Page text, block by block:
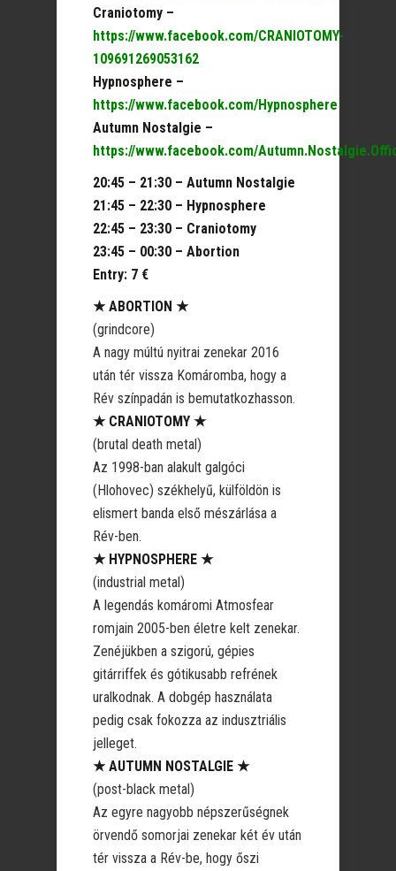
Craniotomy –
https://www.facebook.com/CRANIOTOMY-
109691269053162
Hypnosphere –
https://www.facebook.com/Hypnosphere
Autumn Nostalgie –
https://www.facebook.com/
20:45 – 21:30 – Autumn Nostalgie
21:45 – 22:30 – Hypnosphere
22:45 – 23:30 – Craniotomy
23:45 – 00:30 – Abortion
Entry: 7 €
★ ABORTION ★
(grindcore)
A nagy múltú nyitrai zenekar 2016
után tér vissza Komáromba, hogy a
Rév színpadán is bemutatkozhasson.
★ CRANIOTOMY ★
(brutal death metal)
Az 1998-ban alakult galgóci
(Hlohovec) székhelyű, külföldön is
elismert banda első mészárlása a
Rév-ben.
★ HYPNOSPHERE ★
(industrial metal)
A legendás komáromi Atmosfear
romjain 2005-ben életre kelt zenekar.
Zenéjükben a szigorú, gépies
gitárriffek és gótikusabb refrének
uralkodnak. A dobgép használata
pedig csak fokozza az indusztriális
jelleget.
★ AUTUMN NOSTALGIE ★
(post-black metal)
Az egyre nagyobb népszerűségnek
örvendő somorjai zenekar két év után
tér vissza a Rév-be, hogy őszi